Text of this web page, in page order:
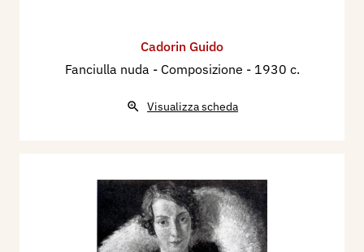
Cadorin Guido
Fanciulla nuda - Composizione - 1930 c.
Visualizza scheda